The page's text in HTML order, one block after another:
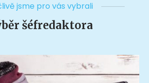
jsme pro vás vybrali
šéfredaktora